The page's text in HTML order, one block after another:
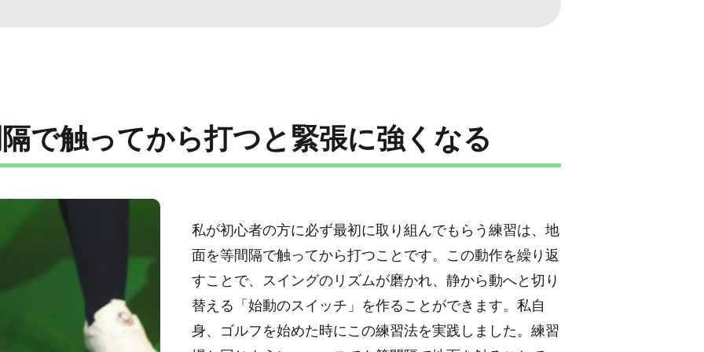
で触ってから打つと緊張に強くなる
私が初心者の方に必ず最初に取り組んでもらう練習は、地
面を等間隔で触ってから打つことです。この動作を繰り返
すことで、スイングのリズムが磨かれ、静から動へと切り
替える「始動のスイッチ」を作ることができます。私自
身、ゴルフを始めた時にこの練習法を実践しました。練習